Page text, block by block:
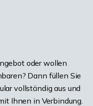
oder wollen
Dann füllen Sie
vollständig aus und
Ihnen in Verbindung.